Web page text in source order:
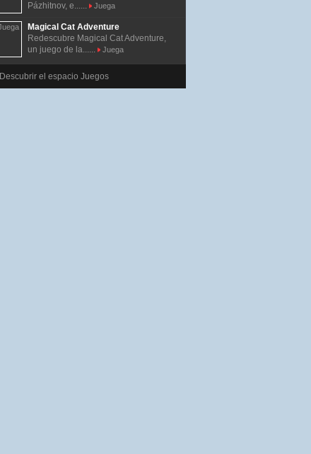
Pázhitnov, e......
Juega
Magical Cat Adventure
Redescubre Magical Cat Adventure,
un juego de la......
Juega
Descubrir el espacio Juegos